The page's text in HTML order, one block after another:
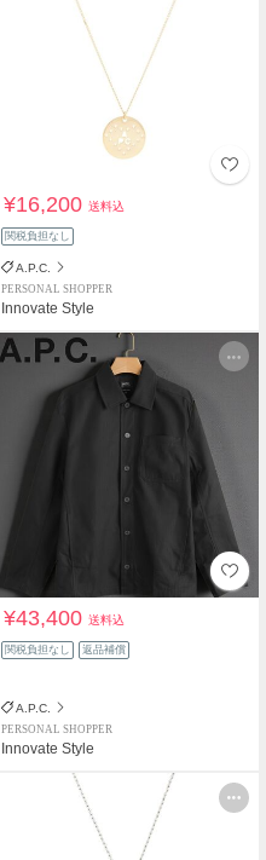
¥16,200送料込
関税負担なし
A.P.C.
PERSONAL SHOPPER
Innovate Style
¥43,400送料込
関税負担なし 返品補償
A.P.C.
PERSONAL SHOPPER
Innovate Style